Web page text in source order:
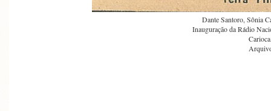
Dante Santoro, Sônia
Inauguração da Rádio